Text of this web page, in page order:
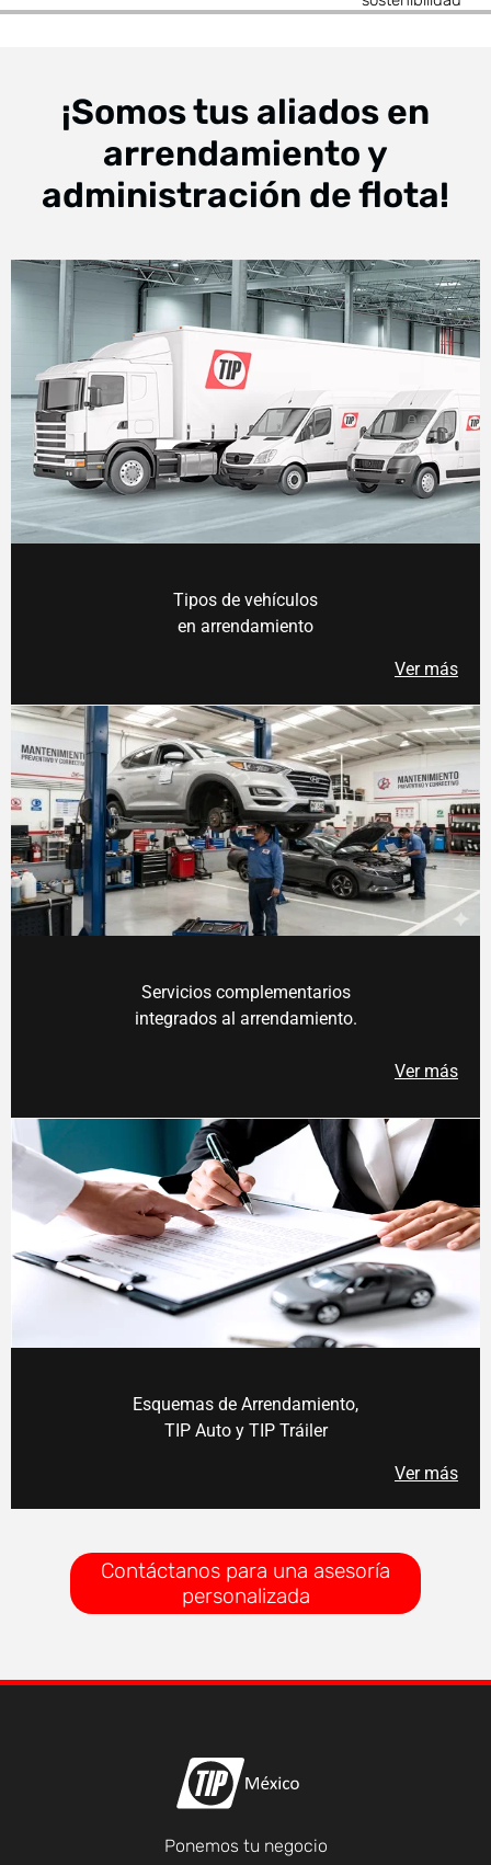
¡Somos tus aliados en
arrendamiento y
administración de flota!
Tipos de vehículos
en arrendamiento
Ver más
Servicios complementarios
integrados al arrendamiento.
Ver más
Esquemas de Arrendamiento,
TIP Auto y TIP Tráiler
Ver más
Contáctanos para una asesoría
personalizada
Ponemos tu negocio